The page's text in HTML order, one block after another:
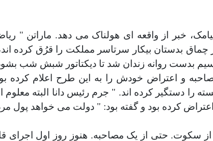
خبر از واقعه ای هولناک می دهد. ماراتن
بدستان بيکار سرتاسر مملکت را قرُق کرده
بدست روانه زندان شد تا ديکتاتور شبش شب
و اعتراض خودش را به اين طرح اعلام کرده
را دستگير کرده اند. " جرم رئيس دانا البته
کرده بود و گفته بود: " دولت می خواهد پول
از سکوت. حتی از يک مصاحبه. هنوز روز اول اجرای